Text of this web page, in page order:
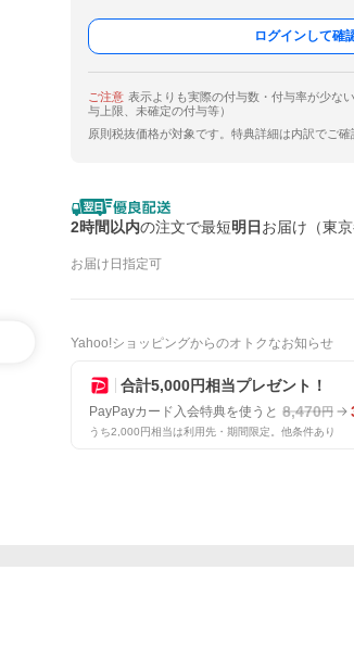
ログインして確
ご注意 表示よりも実際の付与数・付与率が少な
与上限、未確定の付与等）
原則税抜価格が対象です。特典詳細は内訳でご確
2時間以内の注文で最短明日 お届け（東京
お届け日指定可
Yahoo!ショッピングからのオトクなお知らせ
合計5,000円相当プレゼント！
PayPayカード入会特典を使うと 8,470円
うち2,000円相当は利用先・期間限定。他条件あり